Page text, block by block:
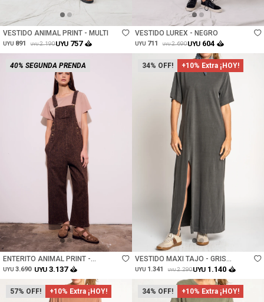
VESTIDO ANIMAL PRINT - MULTI
UYU 891 UYU 2.190UYU 757
VESTIDO LUREX - NEGRO
UYU 711 UYU 2.690UYU 604
40% SEGUNDA PRENDA
Talle
ENTERITO ANIMAL PRINT -
MARRON
UYU 3.690 UYU 3.137
34 +10% Extra ¡HOY!
Talle
VESTIDO MAXI TAJO - GRIS
OSCURO
UYU 1.341 UYU 2.290UYU 1.140
57 +10% Extra ¡HOY! 34 +10% Extra ¡HOY!